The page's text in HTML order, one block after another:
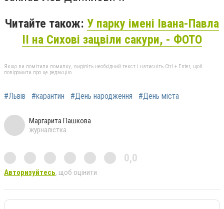
Читайте також: У парку імені Івана-Павла
ІІ на Сихові зацвіли сакури, - ФОТО
Якщо ви помітили помилку, виділіть необхідний текст і натисніть Ctrl + Enter, щоб
повідомити про це редакцію
#Львів #карантин #День народження #День міста
Маргарита Пашкова
журналістка
0,0
Авторизуйтесь, щоб оцінити